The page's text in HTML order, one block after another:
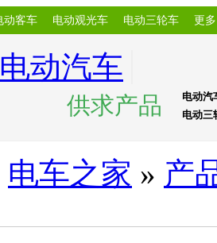
动客车 电动观光车 电动三轮车 更多
动汽车
供求产品
电动汽
电动三
电车之家 » 产